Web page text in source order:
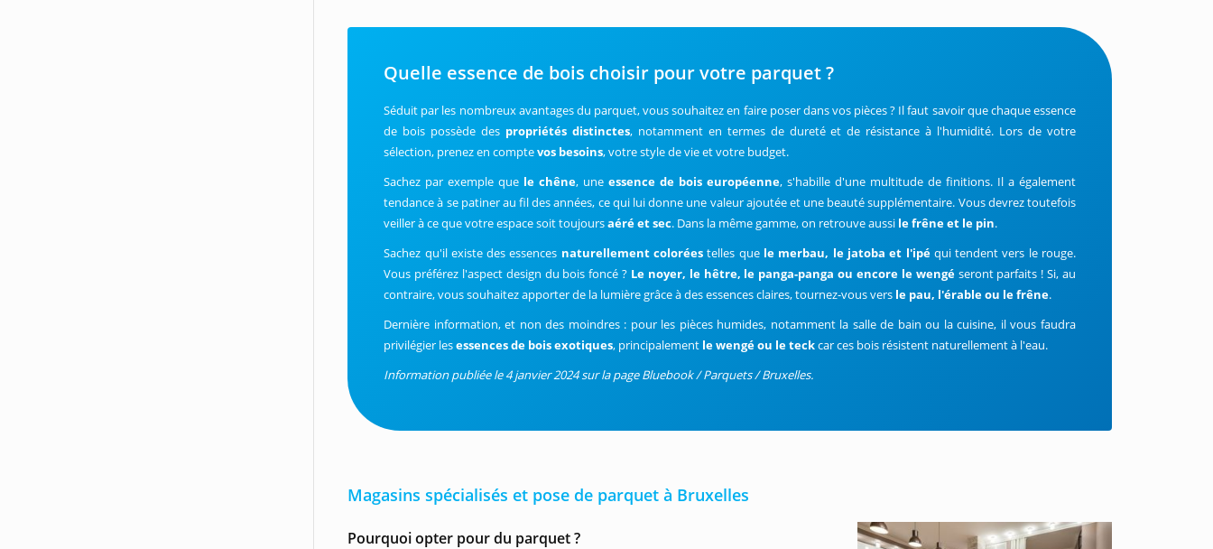
Quelle essence de bois choisir pour votre parquet ?
Séduit par les nombreux avantages du parquet, vous souhaitez en faire poser dans vos pièces ? Il faut savoir que chaque essence
de bois possède des propriétés distinctes, notamment en termes de dureté et de résistance à l'humidité. Lors de votre
sélection, prenez en comptevos besoins, votre style de vie et votre budget.
Sachez par exemple que le chêne, uneessence de bois européenne, s'habille d'une multitude de finitions. Il a également
tendance à se patiner au fil des années, ce qui lui donne une valeur ajoutée et une beauté supplémentaire. Vous devrez toutefois
veiller à ce que votre espace soit toujoursaéré et sec. Dans la même gamme, on retrouve aussi le frêne et le pin.
Sachez qu'il existe des essences naturellement coloréestelles que le merbau, le jatoba et l'ipéqui tendent vers le rouge.
Vous préférez l'aspect design du bois foncé ? Le noyer, le hêtre, le panga-panga ou encore le wengéseront parfaits ! Si, au
contraire, vous souhaitez apporter de la lumière grâce à des essences claires, tournez-vous vers le pau, l'érable ou le frêne.
Dernière information, et non des moindres : pour les pièces humides, notamment la salle de bain ou la cuisine, il vous faudra
privilégier lesessences de bois exotiques, principalement le wengé ou le teckcar ces bois résistent naturellement à l'eau.
Information publiée le 4 janvier 2024 sur la page Bluebook / Parquets / Bruxelles.
Magasins spécialisés et pose de parquet à Bruxelles
Pourquoi opter pour du parquet ?